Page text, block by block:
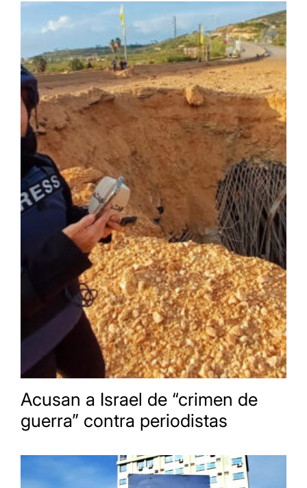
Acusan a Israel de “crimen de
guerra” contra periodistas